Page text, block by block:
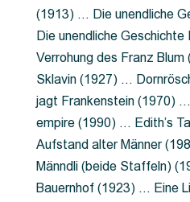
(1913) … Die unendliche
Die unendliche
Verrohung des Franz
Sklavin (1927) …
jagt Frankenstein (1970)
empire (1990) … Edith’s
Aufstand alter Männer
Männdli (beide Staffeln)
Bauernhof (1923) … Eine